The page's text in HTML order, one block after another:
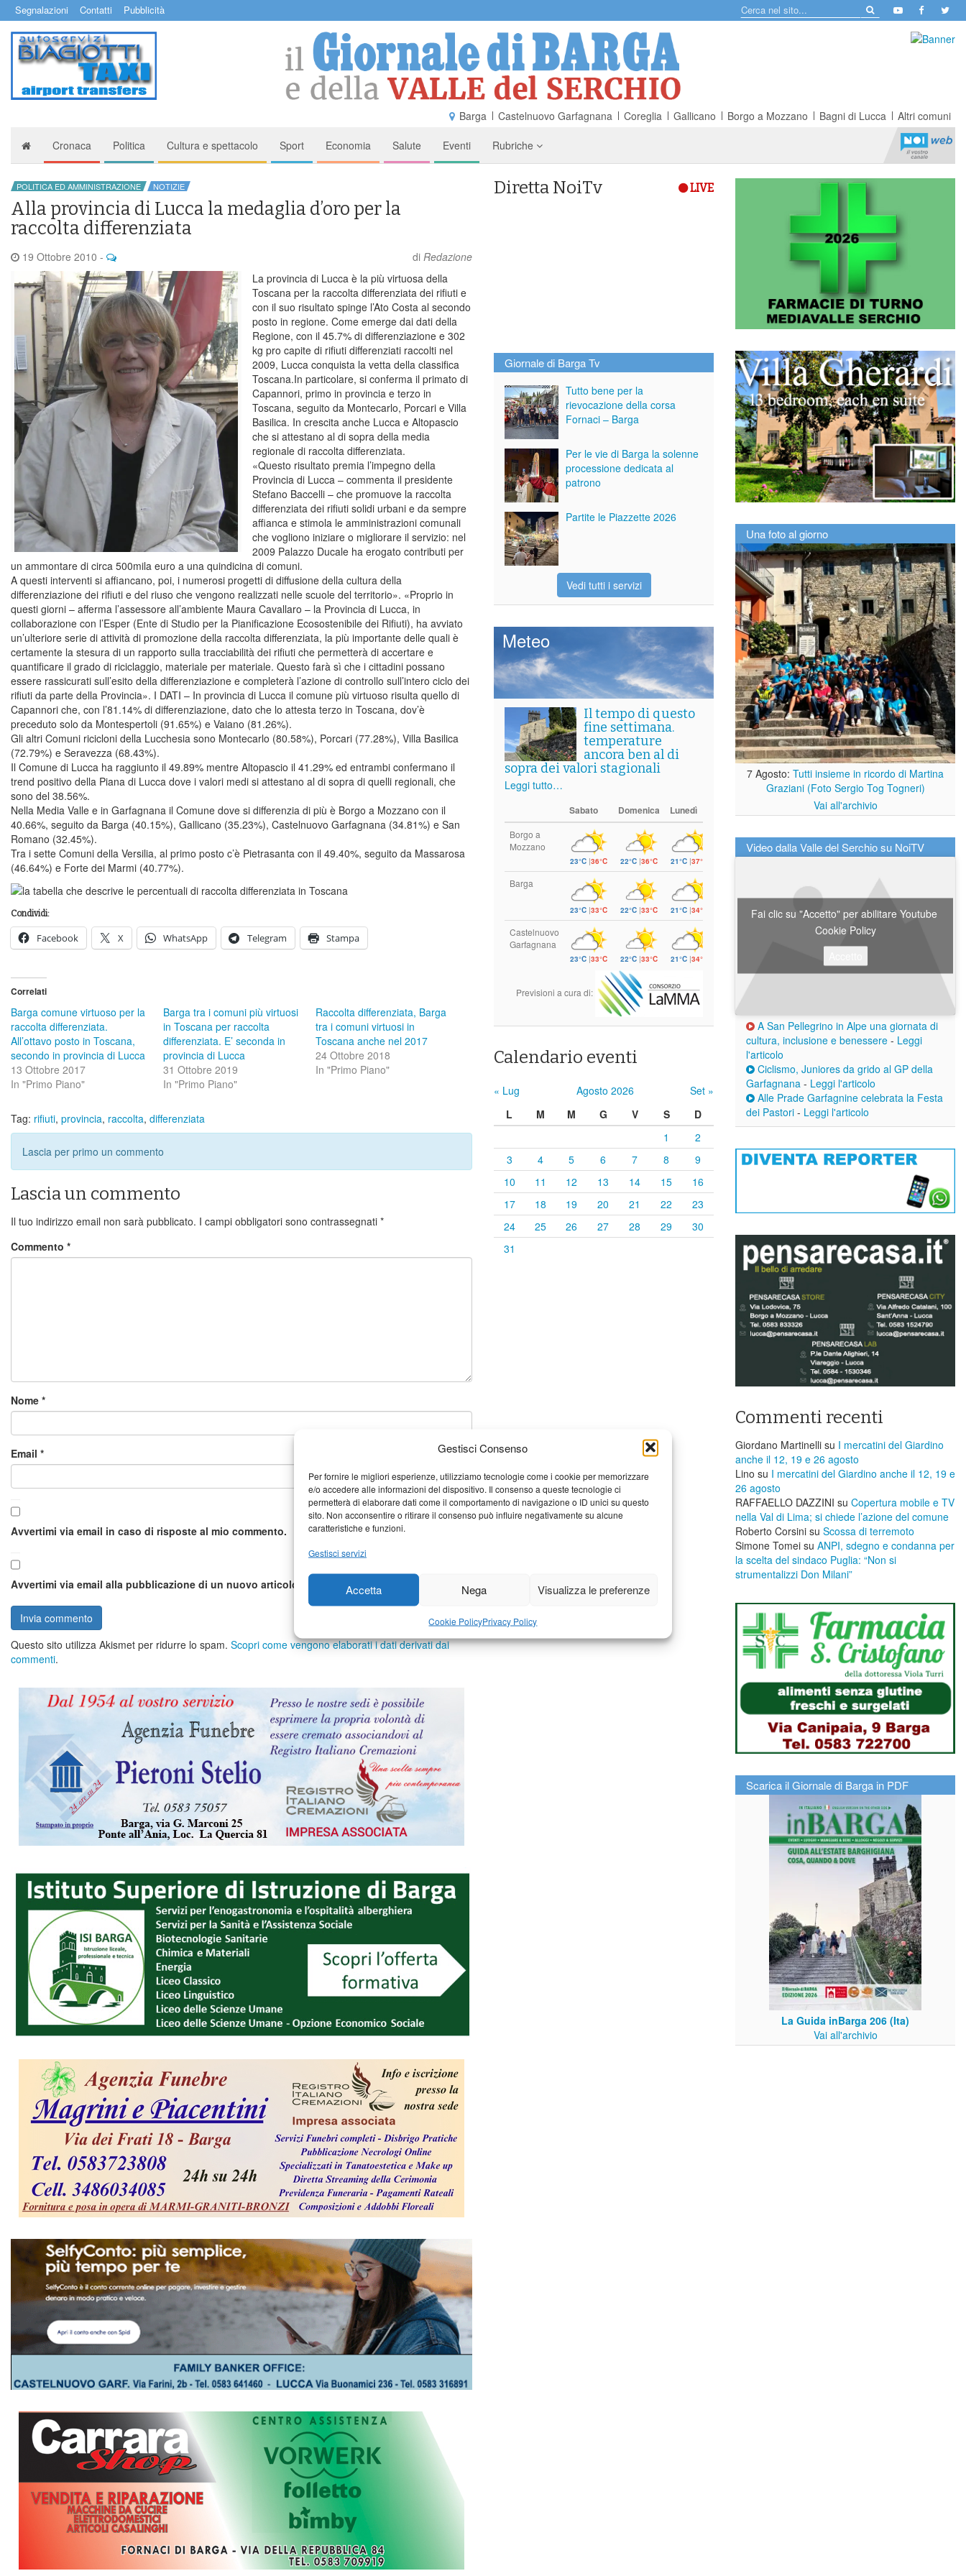
Gestisci Consenso
Per fornire le migliori esperienze, utilizziamo tecnologie come i cookie per memorizzare
e/o accedere alle informazioni del dispositivo. Il consenso a queste tecnologie ci
permetterà di elaborare dati come il comportamento di navigazione o ID unici su questo
sito. Non acconsentire o ritirare il consenso può influire negativamente su alcune
caratteristiche e funzioni.
Gestisci servizi
Accetta Nega Visualizza le preferenze
Cookie PolicyPrivacy Policy
Segnalazioni Contatti Pubblicità
Barga Castelnuovo Garfagnana Coreglia Gallicano Borgo a Mozzano Bagni di Lucca Altri comuni
Cronaca Politica Cultura e spettacolo Sport Economia Salute Eventi Rubriche
POLITICA ED AMMINISTRAZIONE NOTIZIE
Alla provincia di Lucca la medaglia d’oro per la
raccolta differenziata
19 Ottobre 2010 - di Redazione
La provincia di Lucca è la più virtuosa della
Toscana per la raccolta differenziata dei rifiuti e
con il suo risultato spinge l’Ato Costa al secondo
posto in regione. Come emerge dai dati della
Regione, con il 45.7% di differenziazione e 302
kg pro capite di rifiuti differenziati raccolti nel
2009, Lucca conquista la vetta della classifica
Toscana.In particolare, si conferma il primato di
Capannori, primo in provincia e terzo in
Toscana, seguito da Montecarlo, Porcari e Villa
Basilica. In crescita anche Lucca e Altopascio
che si attestano al di sopra della media
regionale di raccolta differenziata.
«Questo risultato premia l’impegno della
Provincia di Lucca – commenta il presidente
Stefano Baccelli – che promuove la raccolta
differenziata dei rifiuti solidi urbani e da sempre
affianca e stimola le amministrazioni comunali
che vogliono iniziare o migliorare il servizio: nel
2009 Palazzo Ducale ha erogato contributi per
un ammontare di circa 500mila euro a una quindicina di comuni.
A questi interventi si affiancano, poi, i numerosi progetti di diffusione della cultura della
differenziazione dei rifiuti e del riuso che vengono realizzati nelle scuole del territorio». «Proprio in
questi giorni – afferma l’assessore all’ambiente Maura Cavallaro – la Provincia di Lucca, in
collaborazione con l’Esper (Ente di Studio per la Pianificazione Ecosostenibile dei Rifiuti), ha avviato
un’ulteriore serie di attività di promozione della raccolta differenziata, la più importante delle quali è
certamente la stesura di un rapporto sulla tracciabilità dei rifiuti che permetterà di accertare e
quantificare il grado di riciclaggio, materiale per materiale. Questo farà sì che i cittadini possano
essere rassicurati sull’esito della differenziazione e completerà l’azione di controllo sull’intero ciclo dei
rifiuti da parte della Provincia». I DATI – In provincia di Lucca il comune più virtuoso risulta quello di
Capannori che, con l’81.14% di differenziazione, dato che lo attesta terzo in Toscana, dov’è
preceduto solo da Montespertoli (91.65%) e Vaiano (81.26%).
Gli altri Comuni ricicloni della Lucchesia sono Montecarlo (80.58%), Porcari (77.28%), Villa Basilica
(72.79%) e Seravezza (68.43%).
Il Comune di Lucca ha raggiunto il 49.89% mentre Altopascio il 41.29% ed entrambi confermano il
trend positivo della Piana di Lucca dove i valori medi si attestano al di sopra di quelli regionali, che
sono del 38.56%.
Nella Media Valle e in Garfagnana il Comune dove si differenzia di più è Borgo a Mozzano con il
40.66%, seguito da Barga (40.15%), Gallicano (35.23%), Castelnuovo Garfagnana (34.81%) e San
Romano (32.45%).
Tra i sette Comuni della Versilia, al primo posto c’è Pietrasanta con il 49.40%, seguito da Massarosa
(46.64%) e Forte dei Marmi (40.77%).
Condividi:
Facebook X WhatsApp Telegram Stampa
Correlati
Barga comune virtuoso per la
raccolta differenziata.
All’ottavo posto in Toscana,
secondo in provincia di Lucca
13 Ottobre 2017
In "Primo Piano"
Barga tra i comuni più virtuosi
in Toscana per raccolta
differenziata. E’ seconda in
provincia di Lucca
31 Ottobre 2019
In "Primo Piano"
Raccolta differenziata, Barga
tra i comuni virtuosi in
Toscana anche nel 2017
24 Ottobre 2018
In "Primo Piano"
Tag: rifiuti, provincia, raccolta, differenziata
Lascia per primo un commento
Lascia un commento
Il tuo indirizzo email non sarà pubblicato. I campi obbligatori sono contrassegnati *
Commento *
Nome *
Email *
Avvertimi via email in caso di risposte al mio commento.
Avvertimi via email alla pubblicazione di un nuovo articolo.
Questo sito utilizza Akismet per ridurre lo spam. Scopri come vengono elaborati i dati derivati dai
commenti.
Diretta NoiTv LIVE
Giornale di Barga Tv
Tutto bene per la
rievocazione della corsa
Fornaci – Barga
Per le vie di Barga la solenne
processione dedicata al
patrono
Partite le Piazzette 2026
Vedi tutti i servizi
Meteo
Il tempo di questo
fine settimana.
temperature
ancora ben al di
sopra dei valori stagionali
Leggi tutto…
Sabato Domenica Lunedì
Borgo a
Mozzano
23°C |36°C 22°C |36°C 21°C |37°C
Barga
23°C |33°C 22°C |33°C 21°C |34°C
Castelnuovo
Garfagnana
23°C |33°C 22°C |33°C 21°C |34°C
Previsioni a cura di:
Calendario eventi
« Lug Agosto 2026
Set »
L
M M G V S
D
1
2
3
4 5 6 7 8
9
10
11 12 13 14 15
16
17
18 19 20 21 22
23
24
25 26 27 28 29
30
31
Una foto al giorno
7 Agosto: Tutti insieme in ricordo di Martina
Graziani (Foto Sergio Tog Togneri)
Vai all'archivio
Video dalla Valle del Serchio su NoiTV
Fai clic su "Accetto" per abilitare Youtube
Cookie Policy
A San Pellegrino in Alpe una giornata di
cultura, inclusione e benessere - Leggi
l'articolo
Ciclismo, Juniores da grido al GP della
Garfagnana - Leggi l'articolo
Alle Prade Garfagnine celebrata la Festa
dei Pastori - Leggi l'articolo
Commenti recenti
Giordano Martinelli su I mercatini del Giardino
anche il 12, 19 e 26 agosto
Lino su I mercatini del Giardino anche il 12, 19 e
26 agosto
RAFFAELLO DAZZINI su ​Copertura mobile e TV
nella Val di Lima; si chiede l’azione del comune
Roberto Corsini su Scossa di terremoto
Simone Tomei su ANPI, sdegno e condanna per
la scelta del sindaco Puglia: “Non si
strumentalizzi Don Milani”
Scarica il Giornale di Barga in PDF
La Guida inBarga 206 (Ita)
Vai all'archivio